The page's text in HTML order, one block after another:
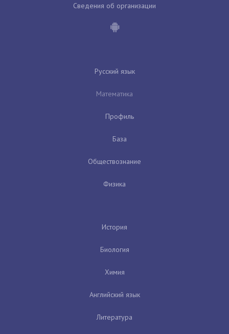
Сведения об организации
Русский язык
Математика
Профиль
База
Обществознание
Физика
История
Биология
Химия
Английский язык
Литература